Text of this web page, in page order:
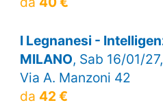
I Legnanesi -
MILANO, Sab 16/01/27,
Via A. Manzoni 42
da 42 €